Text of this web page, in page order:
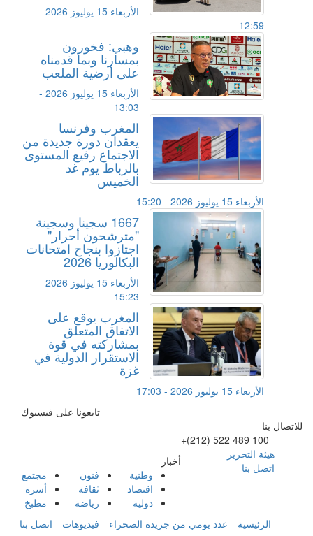
الأربعاء 15 يوليوز 2026 -
12:59
وهبي: فخورون
بمسارنا وبما قدمناه
على أرضية الملعب
الأربعاء 15 يوليوز 2026 -
13:03
المغرب وفرنسا
يعقدان دورة جديدة من
الاجتماع رفيع المستوى
بالرباط يوم غد
الخميس
الأربعاء 15 يوليوز 2026 - 15:20
1667 سجينا وسجينة
"مترشحون أحرار"
اجتازوا بنجاح امتحانات
البكالوريا 2026
الأربعاء 15 يوليوز 2026 -
15:23
المغرب يوقع على
الاتفاق المتعلق
بمشاركته في قوة
الاستقرار الدولية في
غزة
الأربعاء 15 يوليوز 2026 - 17:03
تابعونا على فيسبوك
للاتصال بنا
+(212) 522 489 100
هيئة التحرير
اتصل بنا
أخبار
وطنية
اقتصاد
دولية
فنون
ثقافة
رياضة
مجتمع
أسرة
مطبخ
الرئيسية
عدد يومي من جريدة الصحراء فيديوهات
اتصل بنا